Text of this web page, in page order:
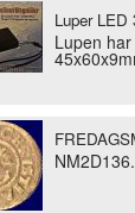
Luper LED
Lupen
NM2D136.